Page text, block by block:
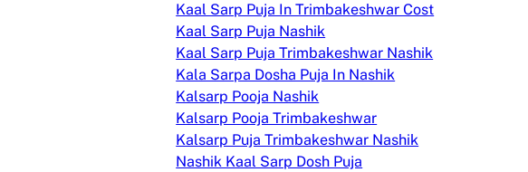
Kaal Sarp Puja In Trimbakeshwar Cost
Kaal Sarp Puja Nashik
Kaal Sarp Puja Trimbakeshwar Nashik
Kala Sarpa Dosha Puja In Nashik
Kalsarp Pooja Nashik
Kalsarp Pooja Trimbakeshwar
Kalsarp Puja Trimbakeshwar Nashik
Nashik Kaal Sarp Dosh Puja